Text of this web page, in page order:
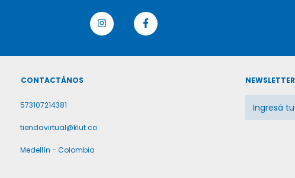
CONTACTÁNOS
573107214381
tiendavirtual@klut.co
Medellín - Colombia
NEWSLETTER